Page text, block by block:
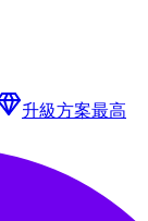
升級方案最高